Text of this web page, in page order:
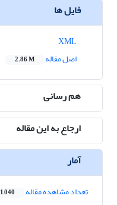
فایل ها
اصل مقاله
2.86 M
هم رسانی
ارجاع به این مقاله
آمار
تعداد مشاهده مقاله 1,040